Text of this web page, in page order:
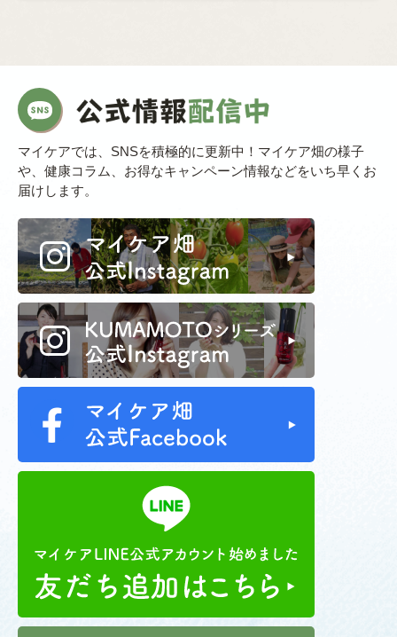
マイケアでは、SNSを積極的に更新中！マイケア畑の様子
や、健康コラム、お得なキャンペーン情報などをいち早くお
届けします。